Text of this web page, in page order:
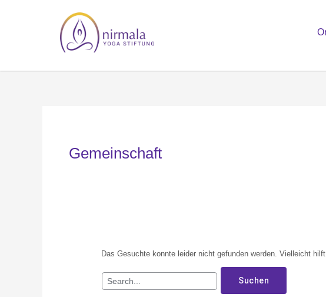
Gemeinschaft
Das Gesuchte konnte leider nicht gefunden werden. Vielleicht